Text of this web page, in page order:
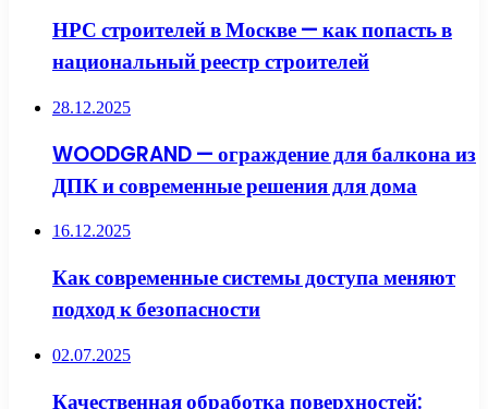
НРС строителей в Москве — как попасть в
национальный реестр строителей
28.12.2025
WOODGRAND — ограждение для балкона из
ДПК и современные решения для дома
16.12.2025
Как современные системы доступа меняют
подход к безопасности
02.07.2025
Качественная обработка поверхностей: